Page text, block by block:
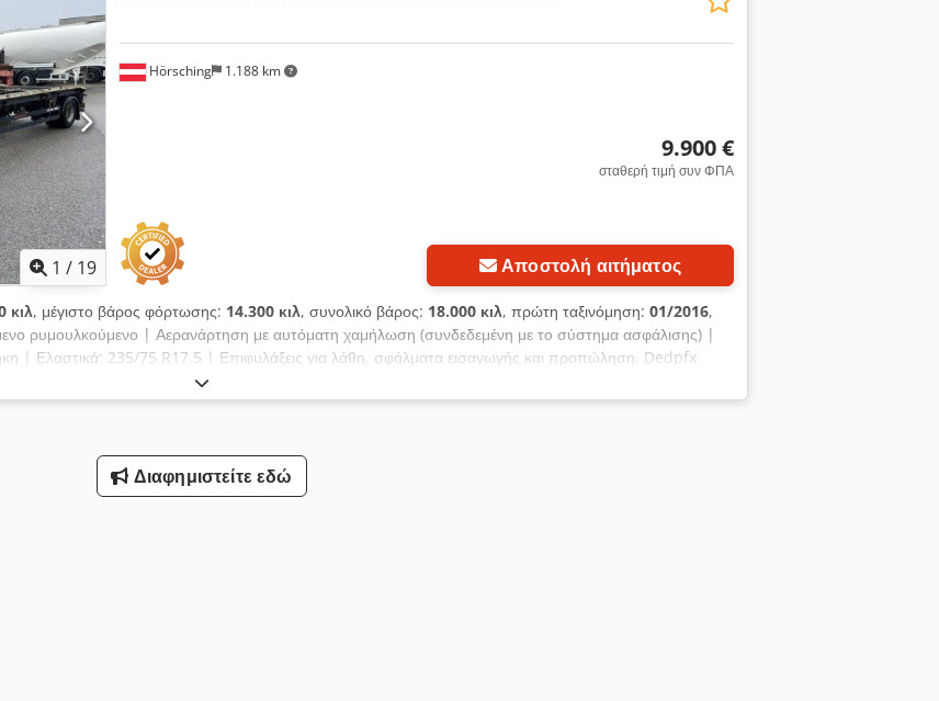
1 / 19
Hörsching 1.188 km
9.900 €
σταθερή τιμή συν ΦΠΑ
Αποστολή αιτήματος
κιλ, μέγιστο βάρος φόρτωσης: 14.300 κιλ, συνολικό βάρος: 18.000 κιλ, πρώτη ταξινόμηση: 01/2016,
ρυμουλκούμενο | Αερανάρτηση με αυτόματη χαμήλωση (συνδεδεμένη με το σύστημα ασφάλισης) |
| Ελαστικά: 235/75 R17.5 | Επιφυλάξεις για λάθη, σφάλματα εισαγωγής και προπώληση. Dedpfx
Διαφημιστείτε εδώ